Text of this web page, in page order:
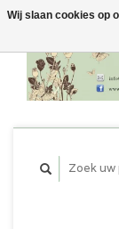
Wij slaan cookies op